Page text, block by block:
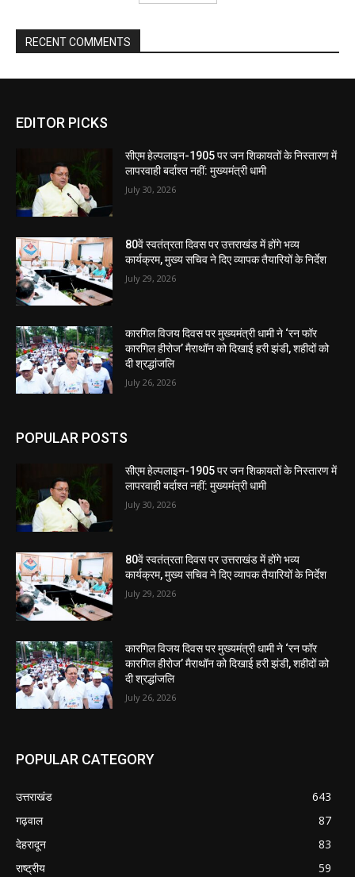
RECENT COMMENTS
EDITOR PICKS
सीएम हेल्पलाइन-1905 पर जन शिकायतों के निस्तारण में
लापरवाही बर्दाश्त नहीं: मुख्यमंत्री धामी
July 30, 2026
80वें स्वतंत्रता दिवस पर उत्तराखंड में होंगे भव्य
कार्यक्रम, मुख्य सचिव ने दिए व्यापक तैयारियों के निर्देश
July 29, 2026
कारगिल विजय दिवस पर मुख्यमंत्री धामी ने ‘रन फॉर
कारगिल हीरोज’ मैराथॉन को दिखाई हरी झंडी, शहीदों को
दी श्रद्धांजलि
July 26, 2026
POPULAR POSTS
सीएम हेल्पलाइन-1905 पर जन शिकायतों के निस्तारण में
लापरवाही बर्दाश्त नहीं: मुख्यमंत्री धामी
July 30, 2026
80वें स्वतंत्रता दिवस पर उत्तराखंड में होंगे भव्य
कार्यक्रम, मुख्य सचिव ने दिए व्यापक तैयारियों के निर्देश
July 29, 2026
कारगिल विजय दिवस पर मुख्यमंत्री धामी ने ‘रन फॉर
कारगिल हीरोज’ मैराथॉन को दिखाई हरी झंडी, शहीदों को
दी श्रद्धांजलि
July 26, 2026
POPULAR CATEGORY
उत्तराखंड
643
गढ़वाल
87
देहरादून
83
राष्ट्रीय
59